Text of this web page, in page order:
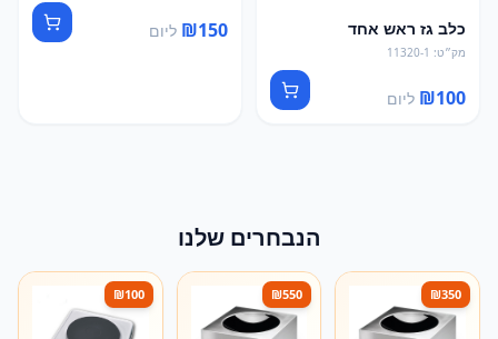
כלב גז ראש אחד
מק״ט:
11320-1
₪100 ליום
₪150 ליום
הנבחרים שלנו
₪350
₪550
₪100